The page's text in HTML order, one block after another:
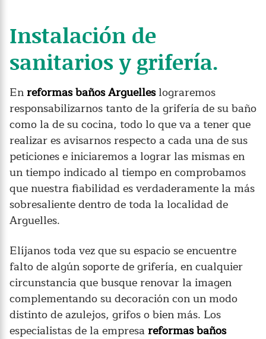
Instalación de
sanitarios y grifería.
Enreformas baños Arguelleslograremos
responsabilizarnos tanto de la grifería de su baño
como la de su cocina, todo lo que va a tener que
realizar es avisarnos respecto a cada una de sus
peticiones e iniciaremos a lograr las mismas en
un tiempo indicado al tiempo en comprobamos
que nuestra fiabilidad es verdaderamente la más
sobresaliente dentro de toda la localidad de
Arguelles.
Elíjanos toda vez que su espacio se encuentre
falto de algún soporte de grifería, en cualquier
circunstancia que busque renovar la imagen
complementando su decoración con un modo
distinto de azulejos, grifos o bien más. Los
especialistas de la empresareformas baños